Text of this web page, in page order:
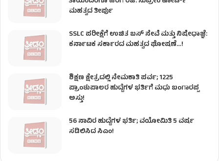
ಮಹತ್ವದ ತೀರ್ಪು
SSLC ಪರೀಕ್ಷೆಗೆ ಉಚಿತ ಬಸ್ ಸೇವೆ ಮತ್ತು ನಿಷೇಧಾಜ್ಞೆ:
ಕರ್ನಾಟಕ ಸರ್ಕಾರದ ಮಹತ್ವದ ಘೋಷಣೆ…!
ಶಿಕ್ಷಣ ಕ್ಷೇತ್ರದಲ್ಲಿ ನೇಮಕಾತಿ ಪರ್ವ; 1225
ಪ್ರಾಂಶುಪಾಲರ ಹುದ್ದೆಗಳ ಭರ್ತಿಗೆ ಮಧು ಬಂಗಾರಪ್ಪ
ಅಸ್ತು!
56 ಸಾವಿರ ಹುದ್ದೆಗಳ ಭರ್ತಿ; ವಯೋಮಿತಿ 5 ವರ್ಷ
ಸಡಿಲಿಸಿದ ಸಿಎಂ!